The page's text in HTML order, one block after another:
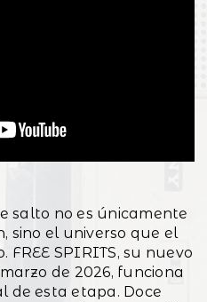
salto no es únicamente
sino el universo que el
SPIRITS, su nuevo
de 2026, funciona
de esta etapa. Doce